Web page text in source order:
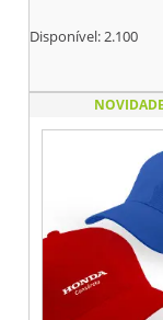
Disponível:2.100
NOVIDADE